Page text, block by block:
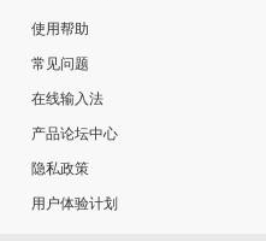
使用帮助
常见问题
在线输入法
产品论坛中心
隐私政策
用户体验计划